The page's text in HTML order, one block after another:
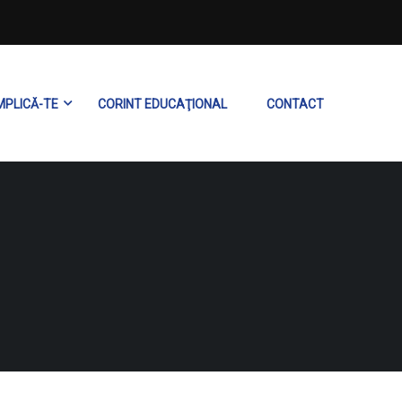
TE CORINT EDUCAŢIONAL CONTACT